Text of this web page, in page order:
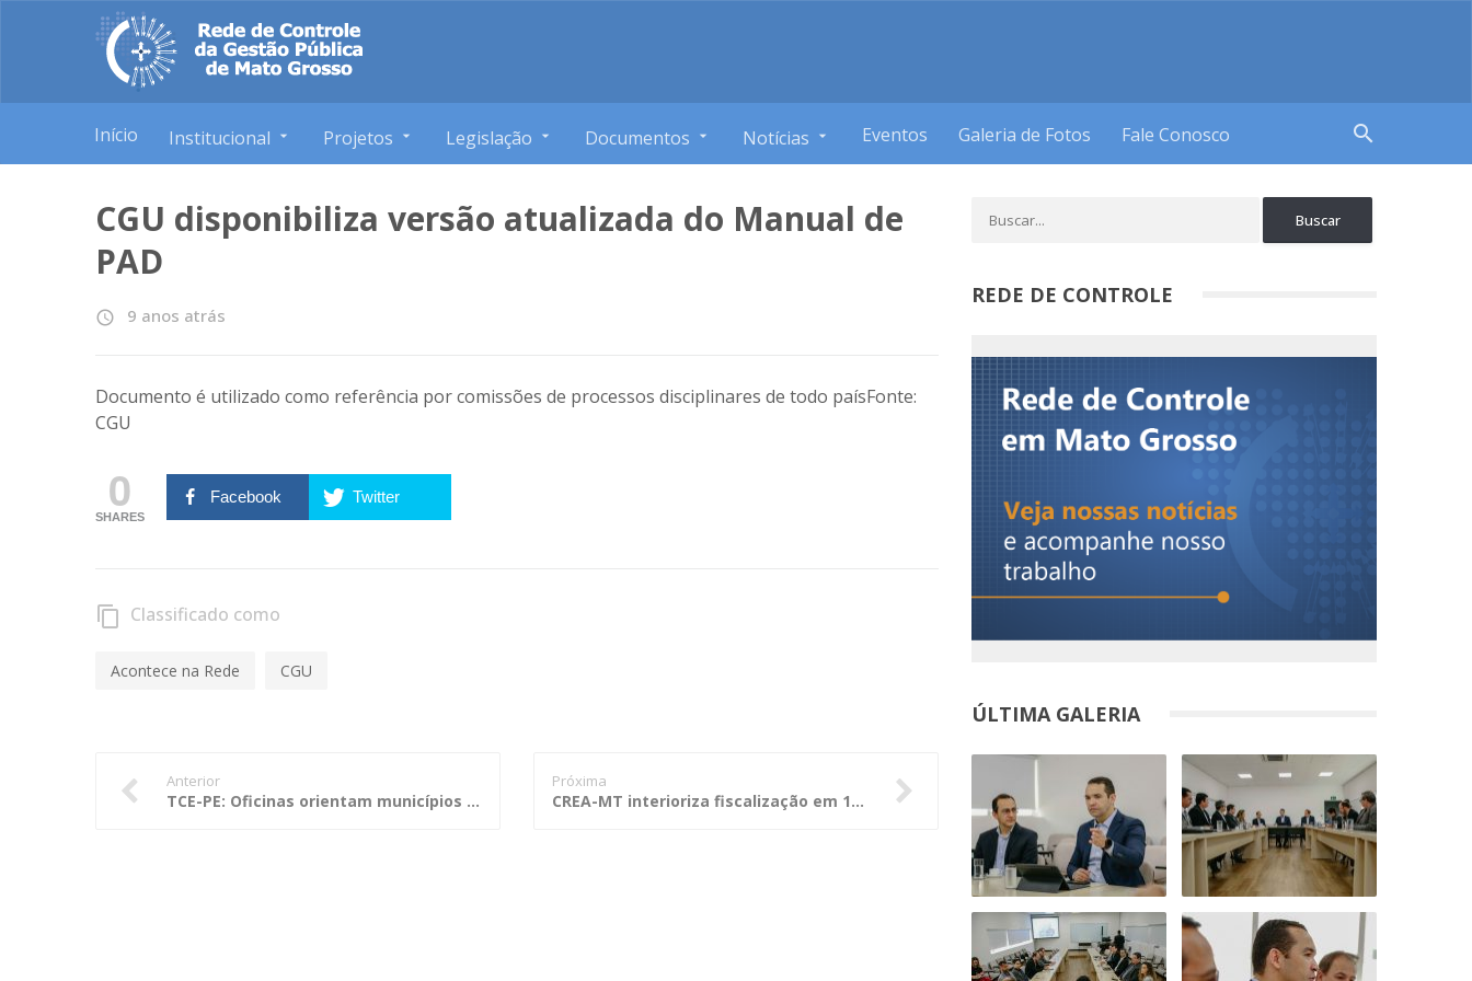
Início Institucional Projetos Legislação Documentos Notícias Eventos Galeria de Fotos Fale Conosco search
CGU disponibiliza versão atualizada do Manual de
PAD
access_time 9 anos atrás
Documento é utilizado como referência por comissões de processos disciplinares de todo paísFonte:
CGU
0
SHARES
Facebook Twitter
content_copy Classificado como
Acontece na Rede CGU
Anterior
TCE-PE: Oficinas orientam municípios sobre preservação do patrimônio cultural
Próxima
CREA-MT interioriza fiscalização em 19 municípios
REDE DE CONTROLE
ÚLTIMA GALERIA